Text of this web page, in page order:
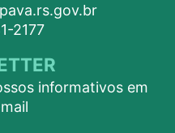
2177
informativos em